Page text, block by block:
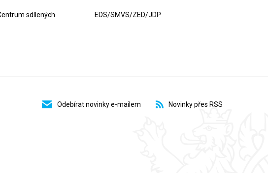
sdílených
EDS/SMVS/ZED/JDP
Odebírat novinky e-mailem Novinky přes RSS